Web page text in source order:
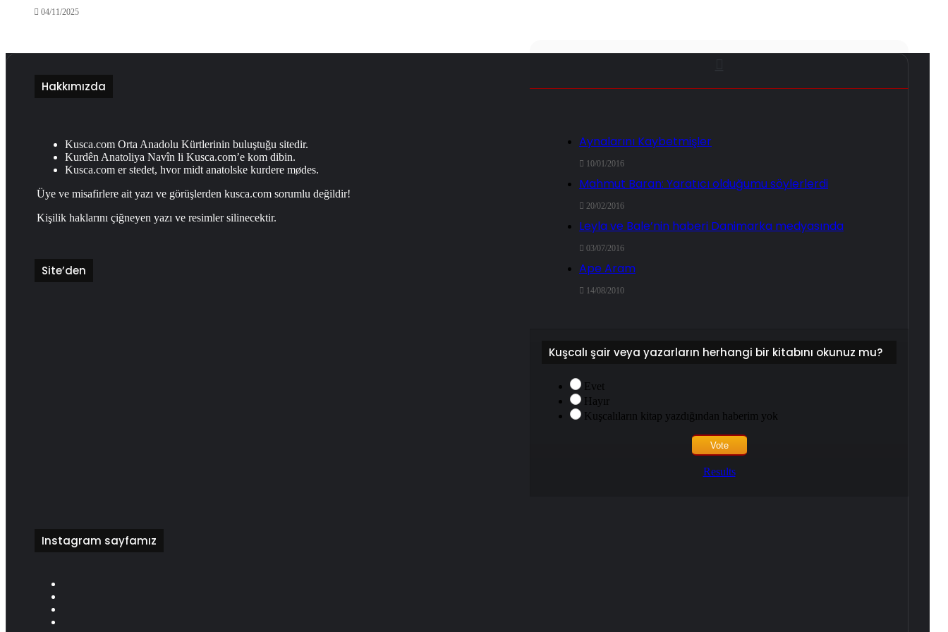
04/11/2025
Aynalarını Kaybetmişler
10/01/2016
Mahmut Baran: Yaratıcı olduğumu söylerlerdi
20/02/2016
Leyla ve Bale’nin haberi Danimarka medyasında
03/07/2016
Ape Aram
14/08/2010
Kuşcalı şair veya yazarların herhangi bir kitabını okunuz mu?
Evet
Hayır
Kuşcalıların kitap yazdığından haberim yok
Results
Hakkımızda
Kusca.com Orta Anadolu Kürtlerinin buluştuğu sitedir.
Kurdên Anatoliya Navîn li Kusca.com’e kom dibin.
Kusca.com er stedet, hvor midt anatolske kurdere mødes.
Üye ve misafirlere ait yazı ve görüşlerden kusca.com sorumlu değildir!
Kişilik haklarını çiğneyen yazı ve resimler silinecektir.
Site’den
Instagram sayfamız